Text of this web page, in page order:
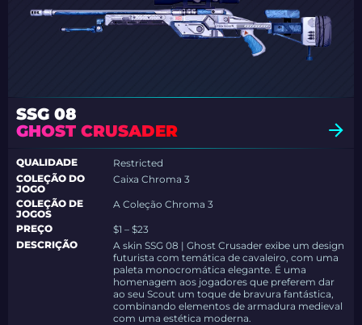
SSG 08
GHOST CRUSADER
QUALIDADE
Restricted
COLEÇÃO DO
JOGO
Caixa Chroma 3
COLEÇÃO DE
JOGOS
A Coleção Chroma 3
PREÇO
$1 – $23
DESCRIÇÃO
A skin SSG 08 | Ghost Crusader exibe um design
futurista com temática de cavaleiro, com uma
paleta monocromática elegante. É uma
homenagem aos jogadores que preferem dar
ao seu Scout um toque de bravura fantástica,
combinando elementos de armadura medieval
com uma estética moderna.